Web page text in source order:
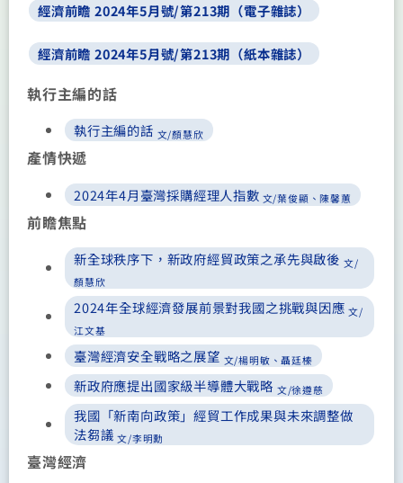
經濟前瞻 2024年5月號/第213期（電子雜誌）
經濟前瞻 2024年5月號/第213期（紙本雜誌）
執行主編的話
執行主編的話 文/顏慧欣
產情快遞
2024年4月臺灣採購經理人指數 文/葉俊顯、陳馨蕙
前瞻焦點
新全球秩序下，新政府經貿政策之承先與啟後 文/
顏慧欣
2024年全球經濟發展前景對我國之挑戰與因應文/
江文基
臺灣經濟安全戰略之展望 文/楊明敏、聶廷榛
新政府應提出國家級半導體大戰略 文/徐遵慈
我國「新南向政策」經貿工作成果與未來調整做
法芻議文/李明勳
臺灣經濟